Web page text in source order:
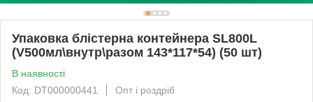
Упаковка блістерна контейнера SL800L
(V500мл\внутр\разом 143*117*54) (50 шт)
В наявності
Код: DT000000441
Опт і роздріб